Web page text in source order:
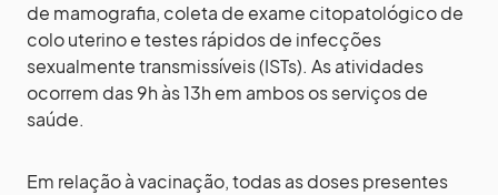
de mamografia, coleta de exame citopatológico de
colo uterino e testes rápidos de infecções
sexualmente transmissíveis (ISTs). As atividades
ocorrem das 9h às 13h em ambos os serviços de
saúde.
Em relação à vacinação, todas as doses presentes